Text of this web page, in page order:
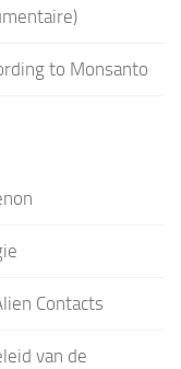
to Monsanto
Contacts
van de